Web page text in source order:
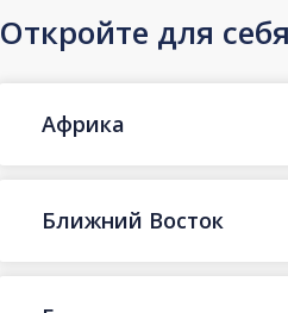
Откройте для
Африка
Ближний Восток